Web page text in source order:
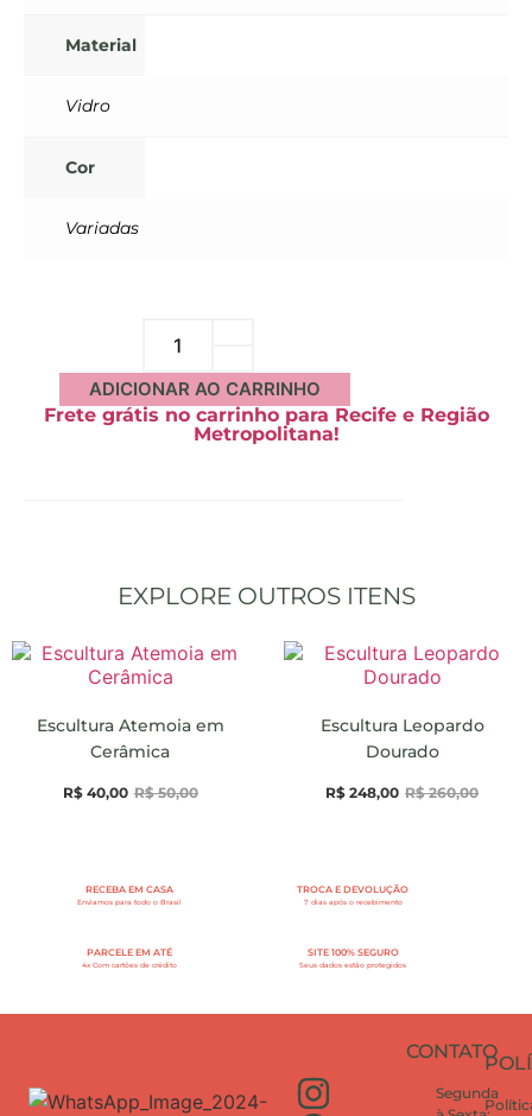
Material
Vidro
Cor
Variadas
ADICIONAR AO CARRINHO
Frete grátis no carrinho para Recife e Região
Metropolitana!
EXPLORE OUTROS ITENS
Escultura Atemoia em
Cerâmica
R$50,00
R$40,00
Escultura Leopardo
Dourado
R$260,00
R$ 248,00
RECEBA EM CASA
Enviamos para todo o Brasil
TROCA E DEVOLUÇÃO
7 dias após o recebimento
PARCELE EM ATÉ
4x Com cartões de crédito
SITE 100% SEGURO
Seus dados estão protegidos
CONTATO
Segunda